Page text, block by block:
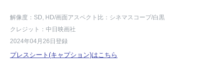
解像度：SD, HD/画面アスペクト比：シネマスコープ/白黒
クレジット：中日映画社
2024年04月26日登録
プレスシート(キャプション)はこちら